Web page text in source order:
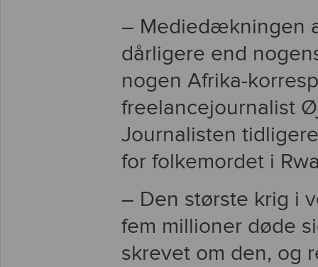
– Mediedækningen
dårligere end
nogen Afrika-
freelancejournalist
Journalisten
for folkemordet i
– Den største krig i
fem millioner døde
skrevet om den, og